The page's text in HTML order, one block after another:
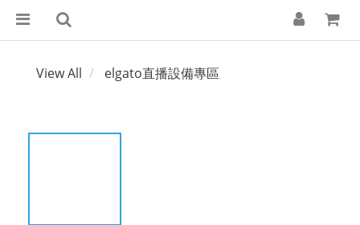
View All elgato直播設備專區